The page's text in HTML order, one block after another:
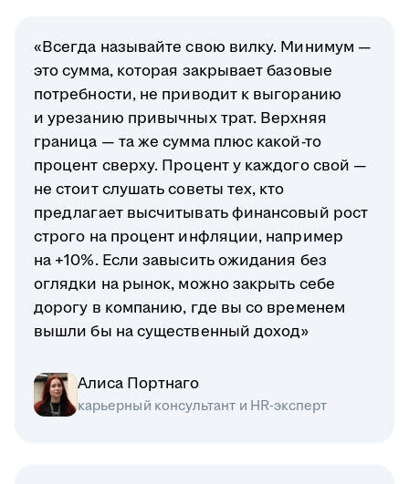
«Всегда называйте свою вилку. Минимум —
это сумма, которая закрывает базовые
потребности, не приводит к выгоранию
и урезанию привычных трат. Верхняя
граница — та же сумма плюс какой-то
процент сверху. Процент у каждого свой —
не стоит слушать советы тех, кто
предлагает высчитывать финансовый рост
строго на процент инфляции, например
на +10%. Если завысить ожидания без
оглядки на рынок, можно закрыть себе
дорогу в компанию, где вы со временем
вышли бы на существенный доход»
Алиса Портнаго
карьерный консультант и HR-эксперт